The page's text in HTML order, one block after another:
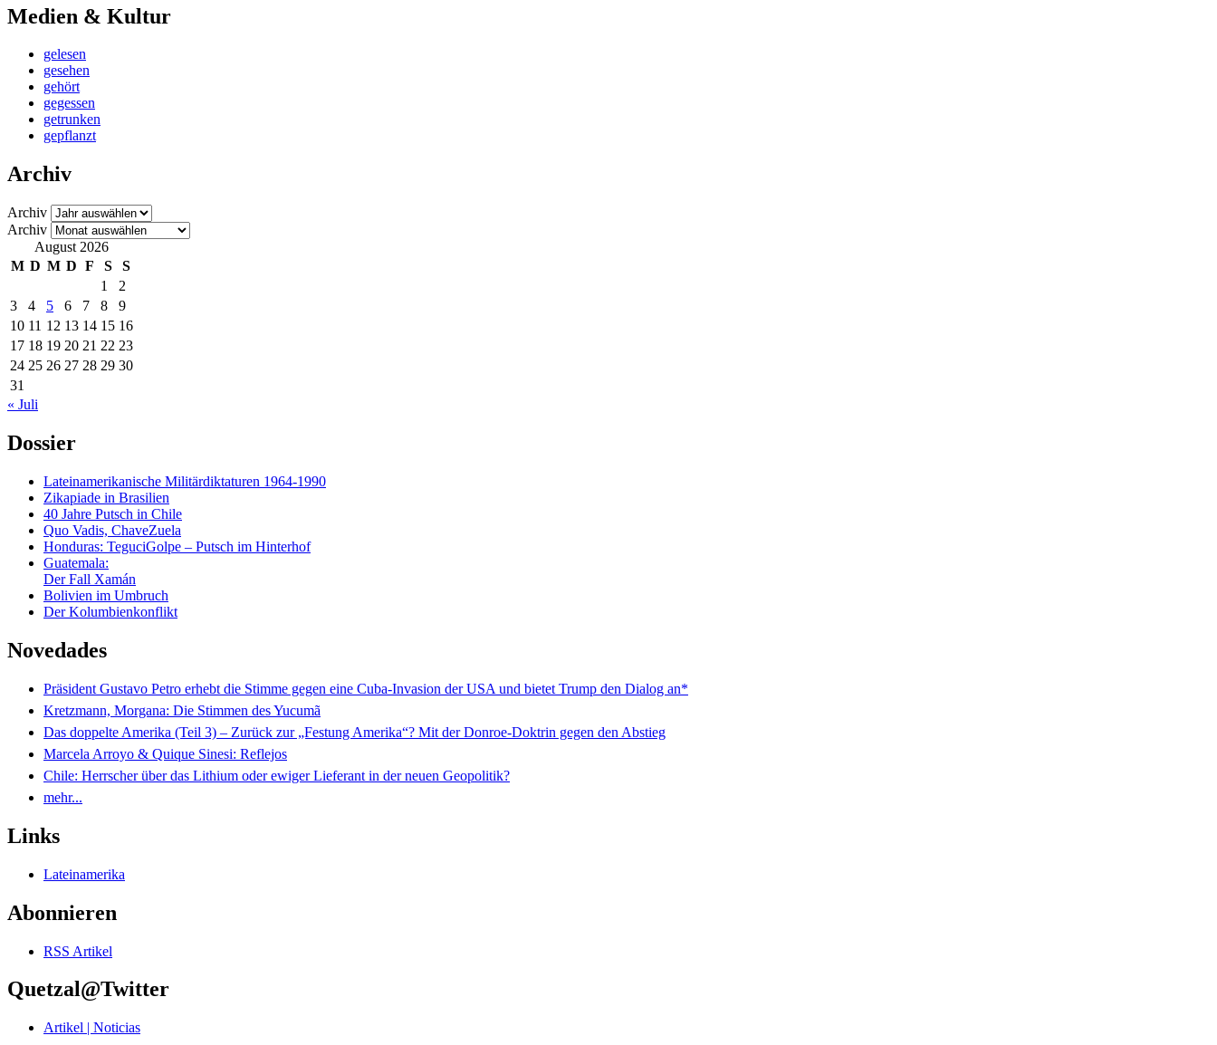
Medien & Kultur
gelesen
gesehen
gehört
gegessen
getrunken
gepflanzt
Archiv
Archiv
Archiv
August 2026
M D M D F S
S
1
2
3
4 5 6 7 8
9
10 11 12 13 14 15 16
17 18 19 20 21 22 23
24 25 26 27 28 29 30
31
« Juli
Dossier
Lateinamerikanische Militärdiktaturen 1964-1990
Zikapiade in Brasilien
40 Jahre Putsch in Chile
Quo Vadis, ChaveZuela
Honduras: TeguciGolpe – Putsch im Hinterhof
Guatemala:
Der Fall Xamán
Bolivien im Umbruch
Der Kolumbienkonflikt
Novedades
Präsident Gustavo Petro erhebt die Stimme gegen eine Cuba-Invasion der USA und bietet Trump den Dialog an*
Kretzmann, Morgana: Die Stimmen des Yucumã
Das doppelte Amerika (Teil 3) – Zurück zur „Festung Amerika“? Mit der Donroe-Doktrin gegen den Abstieg
Marcela Arroyo & Quique Sinesi: Reflejos
Chile: Herrscher über das Lithium oder ewiger Lieferant in der neuen Geopolitik?
mehr...
Links
Lateinamerika
Abonnieren
RSS Artikel
Quetzal@Twitter
Artikel | Noticias